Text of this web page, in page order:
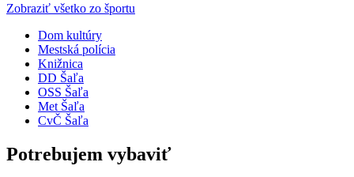
Zobraziť všetko zo športu
Dom kultúry
Mestská polícia
Knižnica
DD Šaľa
OSS Šaľa
Met Šaľa
CvČ Šaľa
Potrebujem vybaviť